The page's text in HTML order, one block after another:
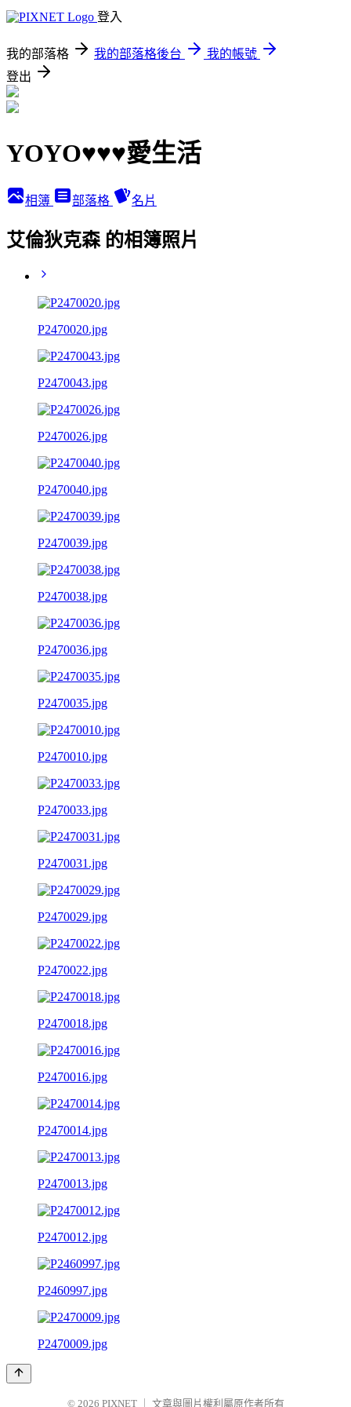
登入
我的部落格 我的部落格後台
我的帳號
登出
YOYO♥♥♥愛生活
相簿 部落格 名片
艾倫狄克森 的相簿照片
P2470020.jpg
P2470043.jpg
P2470026.jpg
P2470040.jpg
P2470039.jpg
P2470038.jpg
P2470036.jpg
P2470035.jpg
P2470010.jpg
P2470033.jpg
P2470031.jpg
P2470029.jpg
P2470022.jpg
P2470018.jpg
P2470016.jpg
P2470014.jpg
P2470013.jpg
P2470012.jpg
P2460997.jpg
P2470009.jpg
© 2026 PIXNET 文章與圖片權利屬原作者所有